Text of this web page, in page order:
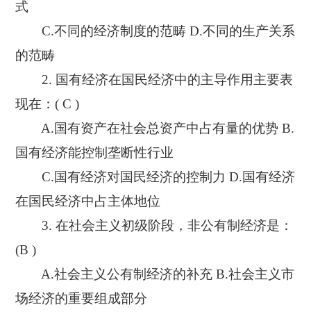
式
C.不同的经济制度的范畴 D.不同的生产关系
的范畴
2. 国有经济在国民经济中的主导作用主要表
现在：( C )
A.国有资产在社会总资产中占有量的优势 B.
国有经济能控制垄断性行业
C.国有经济对国民经济的控制力 D.国有经济
在国民经济中占主体地位
3. 在社会主义初级阶段，非公有制经济是：
(B )
A.社会主义公有制经济的补充 B.社会主义市
场经济的重要组成部分